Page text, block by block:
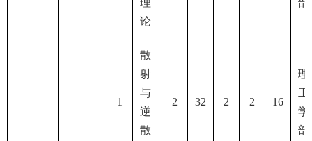
理
论
部
1
散
射
与
逆
散
2 32 2 2 16
理
工
学
部